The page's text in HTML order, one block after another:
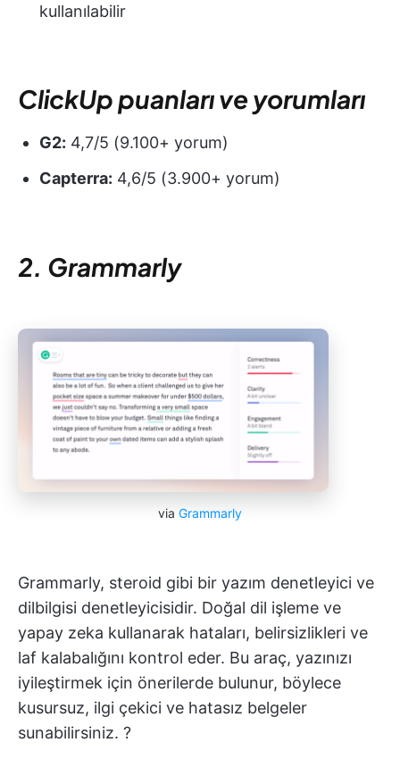
kullanılabilir
ClickUp puanları ve yorumları
G2: 4,7/5 (9.100+ yorum)
Capterra: 4,6/5 (3.900+ yorum)
2. Grammarly
via Grammarly
Grammarly, steroid gibi bir yazım denetleyici ve
dilbilgisi denetleyicisidir. Doğal dil işleme ve
yapay zeka kullanarak hataları, belirsizlikleri ve
laf kalabalığını kontrol eder. Bu araç, yazınızı
iyileştirmek için önerilerde bulunur, böylece
kusursuz, ilgi çekici ve hatasız belgeler
sunabilirsiniz. ?